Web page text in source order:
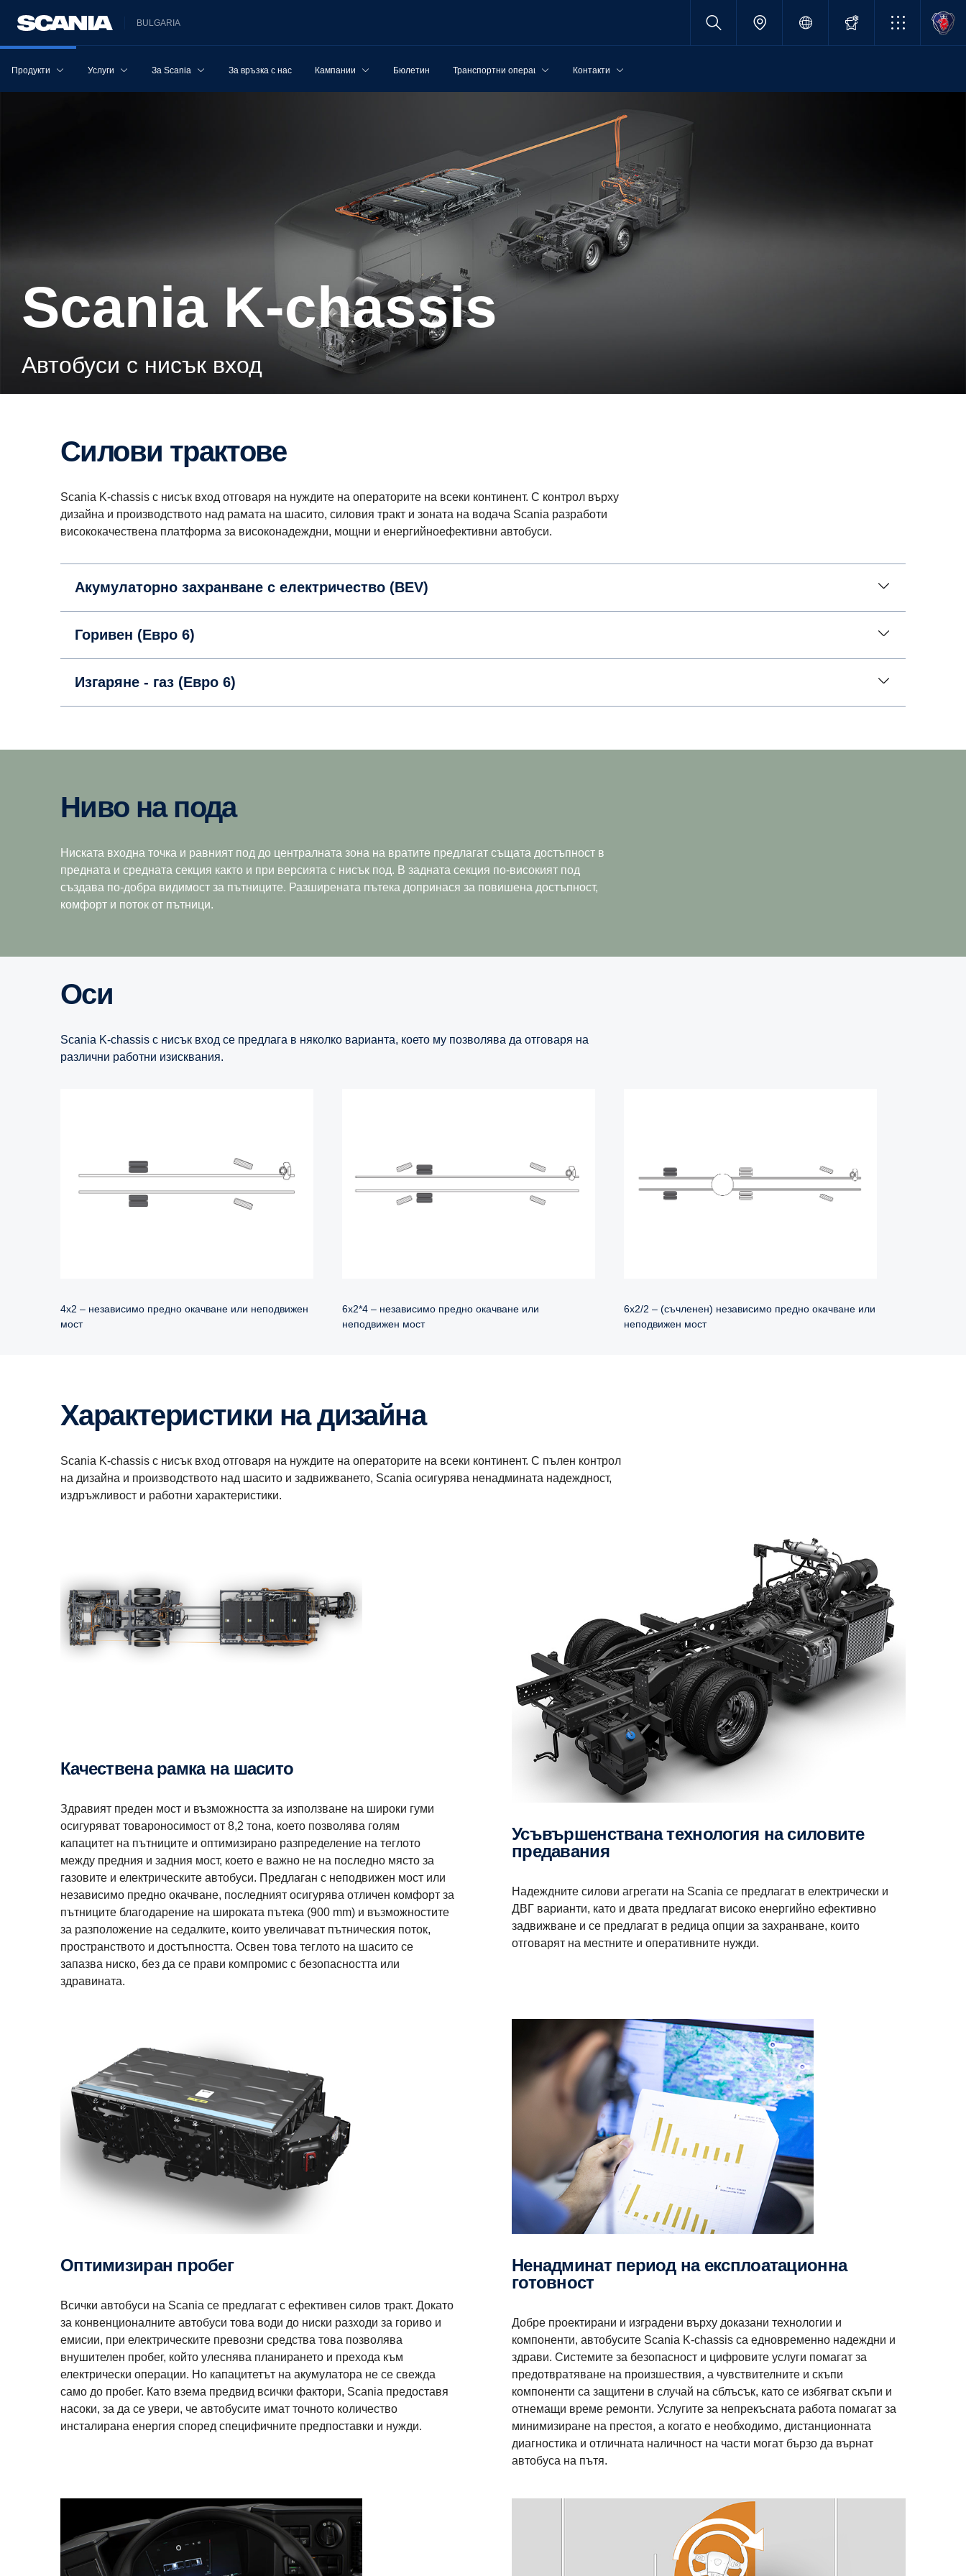
BULGARIA
Продукти Услуги За Scania За връзка с нас Кампании Бюлетин Транспортни операции Контакти
Scania K-chassis
Автобуси с нисък вход
Силови трактове
Scania K-chassis с нисък вход отговаря на нуждите на операторите на всеки континент. С контрол върху
дизайна и производството над рамата на шасито, силовия тракт и зоната на водача Scania разработи
висококачествена платформа за високонадеждни, мощни и енергийноефективни автобуси.
Акумулаторно захранване с електричество (BEV)
Горивен (Евро 6)
Изгаряне - газ (Евро 6)
Ниво на пода
Ниската входна точка и равният под до централната зона на вратите предлагат същата достъпност в
предната и средната секция както и при версията с нисък под. В задната секция по-високият под
създава по-добра видимост за пътниците. Разширената пътека допринася за повишена достъпност,
комфорт и поток от пътници.
Оси
Scania K-chassis с нисък вход се предлага в няколко варианта, което му позволява да отговаря на
различни работни изисквания.
4x2 – независимо предно окачване или неподвижен
мост
6x2*4 – независимо предно окачване или
неподвижен мост
6x2/2 – (съчленен) независимо предно окачване или
неподвижен мост
Характеристики на дизайна
Scania K-chassis с нисък вход отговаря на нуждите на операторите на всеки континент. С пълен контрол
на дизайна и производството над шасито и задвижването, Scania осигурява ненадмината надеждност,
издръжливост и работни характеристики.
Качествена рамка на шасито
Здравият преден мост и възможността за използване на широки гуми
осигуряват товароносимост от 8,2 тона, което позволява голям
капацитет на пътниците и оптимизирано разпределение на теглото
между предния и задния мост, което е важно не на последно място за
газовите и електрическите автобуси. Предлаган с неподвижен мост или
независимо предно окачване, последният осигурява отличен комфорт за
пътниците благодарение на широката пътека (900 mm) и възможностите
за разположение на седалките, които увеличават пътническия поток,
пространството и достъпността. Освен това теглото на шасито се
запазва ниско, без да се прави компромис с безопасността или
здравината.
Усъвършенствана технология на силовите
предавания
Надеждните силови агрегати на Scania се предлагат в електрически и
ДВГ варианти, като и двата предлагат високо енергийно ефективно
задвижване и се предлагат в редица опции за захранване, които
отговарят на местните и оперативните нужди.
Оптимизиран пробег
Всички автобуси на Scania се предлагат с ефективен силов тракт. Докато
за конвенционалните автобуси това води до ниски разходи за гориво и
емисии, при електрическите превозни средства това позволява
внушителен пробег, който улеснява планирането и прехода към
електрически операции. Но капацитетът на акумулатора не се свежда
само до пробег. Като взема предвид всички фактори, Scania предоставя
насоки, за да се увери, че автобусите имат точното количество
инсталирана енергия според специфичните предпоставки и нужди.
Ненадминат период на експлоатационна
готовност
Добре проектирани и изградени върху доказани технологии и
компоненти, автобусите Scania K-chassis са едновременно надеждни и
здрави. Системите за безопасност и цифровите услуги помагат за
предотвратяване на произшествия, а чувствителните и скъпи
компоненти са защитени в случай на сблъсък, като се избягват скъпи и
отнемащи време ремонти. Услугите за непрекъсната работа помагат за
минимизиране на престоя, а когато е необходимо, дистанционната
диагностика и отличната наличност на части могат бързо да върнат
автобуса на пътя.